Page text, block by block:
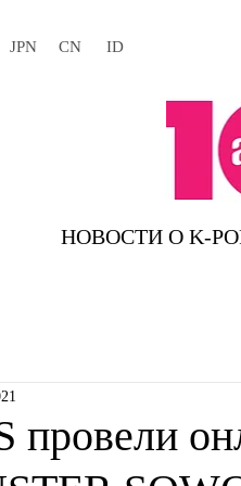
JPN CN ID
НОВОСТИ О K-
провели